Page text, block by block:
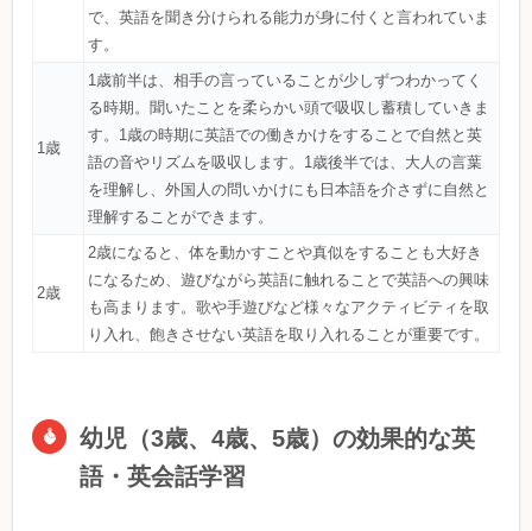
で、英語を聞き分けられる能力が身に付くと言われていま
す。
1歳
1歳前半は、相手の言っていることが少しずつわかってく
る時期。聞いたことを柔らかい頭で吸収し蓄積していきま
す。1歳の時期に英語での働きかけをすることで自然と英
語の音やリズムを吸収します。1歳後半では、大人の言葉
を理解し、外国人の問いかけにも日本語を介さずに自然と
理解することができます。
2歳
2歳になると、体を動かすことや真似をすることも大好き
になるため、遊びながら英語に触れることで英語への興味
も高まります。歌や手遊びなど様々なアクティビティを取
り入れ、飽きさせない英語を取り入れることが重要です。
幼児（3歳、4歳、5歳）の効果的な英
語・英会話学習